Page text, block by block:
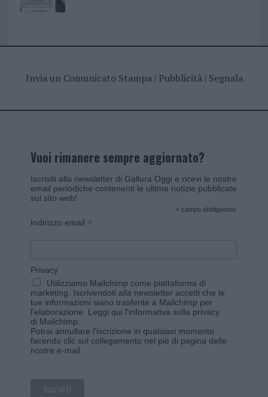
Invia un Comunicato Stampa| Pubblicità| Segnala
Vuoi rimanere sempre aggiornato?
Iscriviti alla newsletter di Gallura Oggi e ricevi le nostre
email periodiche contenenti le ultime notizie pubblicate
sul sito web!
* campo obbligatorio
Indirizzo email *
Privacy
Utilizziamo Mailchimp come piattaforma di
marketing. Iscrivendoti alla newsletter accetti che le
tue informazioni siano trasferite a Mailchimp per
l'elaborazione. Leggi qui l'informativa sulla privacy
di Mailchimp.
Potrai annullare l'iscrizione in qualsiasi momento
facendo clic sul collegamento nel piè di pagina delle
nostre e-mail.